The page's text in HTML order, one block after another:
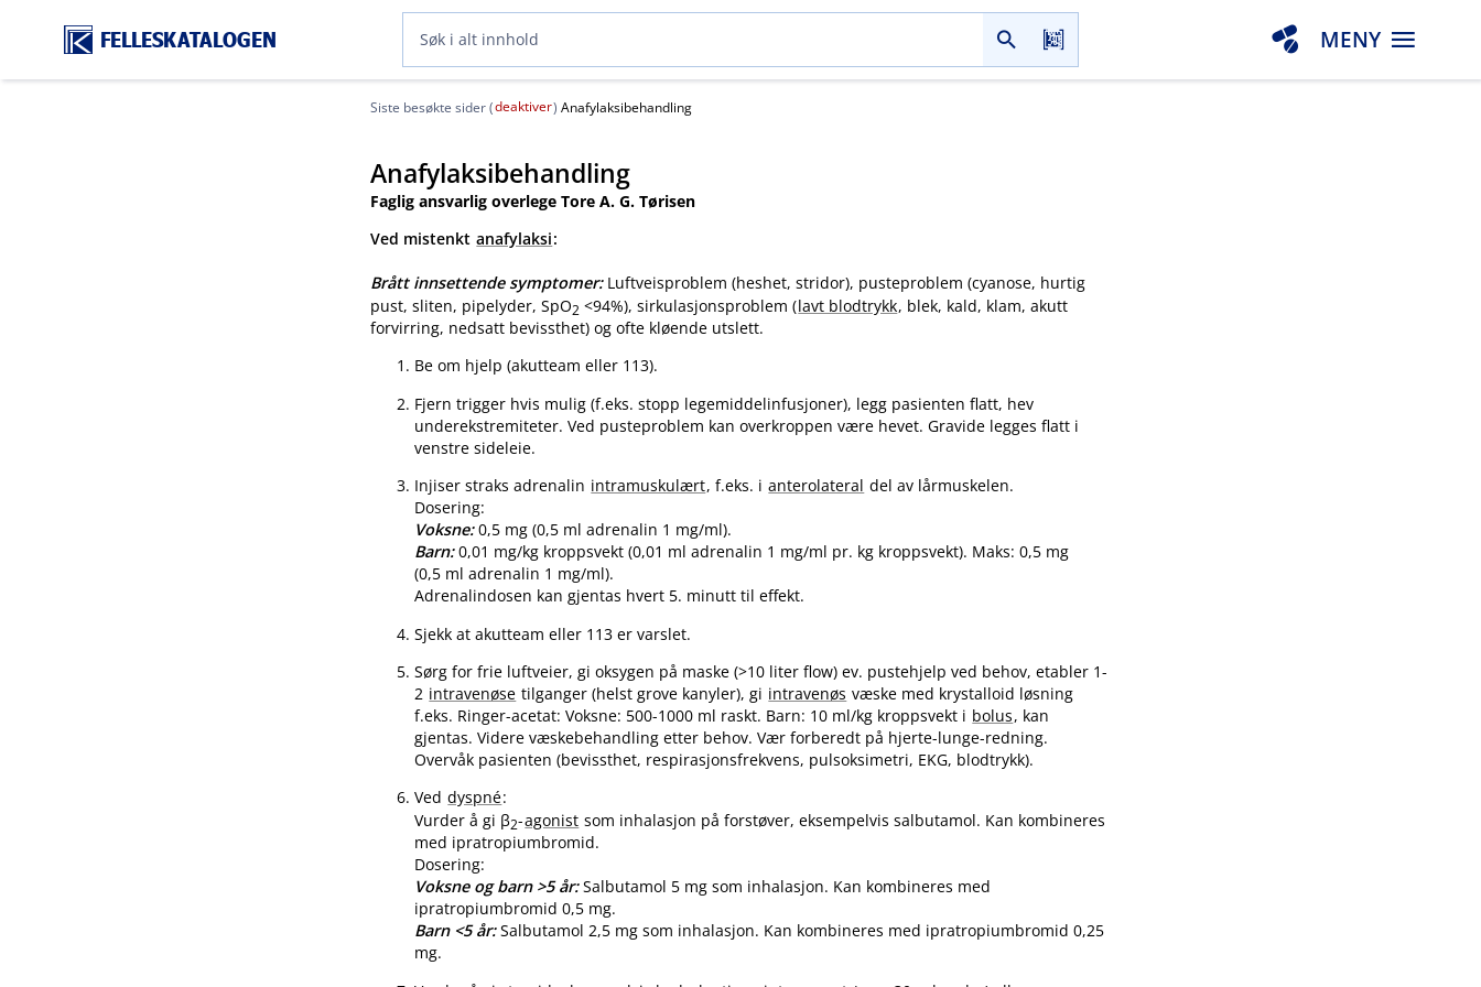
FELLESKATALOGEN MENY
Siste besøkte sider (deaktiver) Anafylaksibehandling
Anafylaksibehandling
Faglig ansvarlig overlege Tore A. G. Tørisen
Ved mistenkt anafylaksi:
Brått innsettende symptomer:Luftveisproblem (heshet, stridor), pusteproblem (cyanose, hurtig
pust, sliten, pipelyder, SpO2 <94%), sirkulasjonsproblem (lavt blodtrykk, blek, kald, klam, akutt
forvirring, nedsatt bevissthet) og ofte kløende utslett.
Be om hjelp (akutteam eller 113).
Fjern trigger hvis mulig (f.eks. stopp legemiddelinfusjoner), legg pasienten flatt, hev
underekstremiteter. Ved pusteproblem kan overkroppen være hevet. Gravide legges flatt i
venstre sideleie.
Injiser straks adrenalin intramuskulært, f.eks. i anterolateral del av lårmuskelen.
Dosering:
Voksne:0,5 mg (0,5 ml adrenalin 1 mg​/​ml).
Barn:0,01 mg/kg kroppsvekt (0,01 ml adrenalin 1 mg/ml pr. kg kroppsvekt). Maks: 0,5 mg
(0,5 ml adrenalin 1 mg​/​ml).
Adrenalindosen kan gjentas hvert 5. minutt til effekt.
Sjekk at akutteam eller 113 er varslet.
Sørg for frie luftveier, gi oksygen på maske (>10 liter flow) ev. pustehjelp ved behov, etabler 1-
2 intravenøse tilganger (helst grove kanyler), gi intravenøs væske med krystalloid løsning
f.eks. Ringer-acetat: Voksne: 500-1000 ml raskt. Barn: 10 ml/kg kroppsvekt i bolus, kan
gjentas. Videre væskebehandling etter behov. Vær forberedt på hjerte-lunge-redning.
Overvåk pasienten (bevissthet, respirasjonsfrekvens, pulsoksimetri, EKG, blodtrykk).
Ved dyspné:
Vurder å gi β2-agonist som inhalasjon på forstøver, eksempelvis salbutamol. Kan kombineres
med ipratropiumbromid.
Dosering:
Voksne og barn >5 år:Salbutamol 5 mg som inhalasjon. Kan kombineres med
ipratropiumbromid 0,5 mg.
Barn <5 år:Salbutamol 2,5 mg som inhalasjon. Kan kombineres med ipratropiumbromid 0,25
mg.